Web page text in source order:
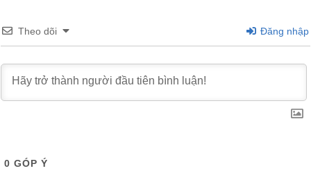
Theo dõi Đăng nhập
0 GÓP Ý